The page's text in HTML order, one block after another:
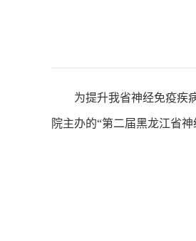
为提升我省神经免疫疾
院主办的“第二届黑龙江省神